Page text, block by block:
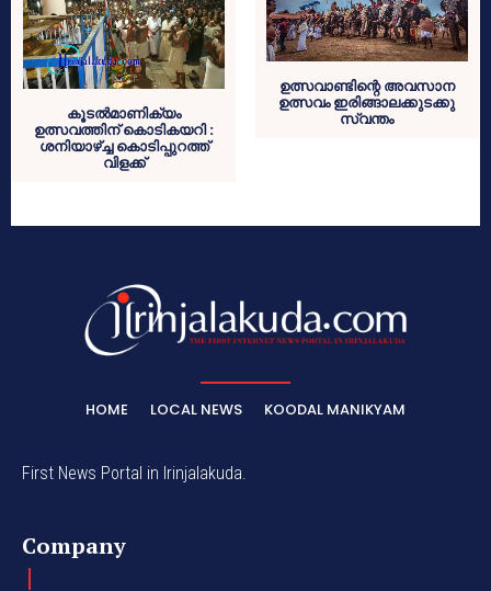
കൂടല്‍മാണിക്യം
ഉത്സവത്തിന് കൊടികയറി :
ശനിയാഴ്ച്ച കൊടിപ്പുറത്ത്
വിളക്ക്
ഉത്സവാണ്ടിന്റെ അവസാന
ഉത്സവം ഇരിങ്ങാലക്കുടക്കു
സ്വന്തം
HOME LOCAL NEWS KOODAL MANIKYAM
First News Portal in Irinjalakuda.
Company